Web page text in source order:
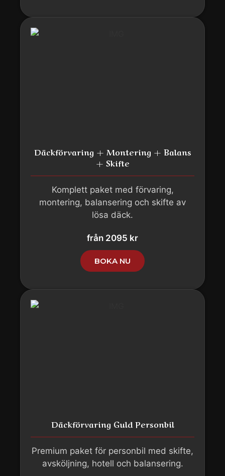
Däckförvaring + Montering + Balans
+ Skifte
Komplett paket med förvaring,
montering, balansering och skifte av
lösa däck.
från 2095 kr
BOKA NU
Däckförvaring Guld Personbil
Premium paket för personbil med skifte,
avsköljning, hotell och balansering.